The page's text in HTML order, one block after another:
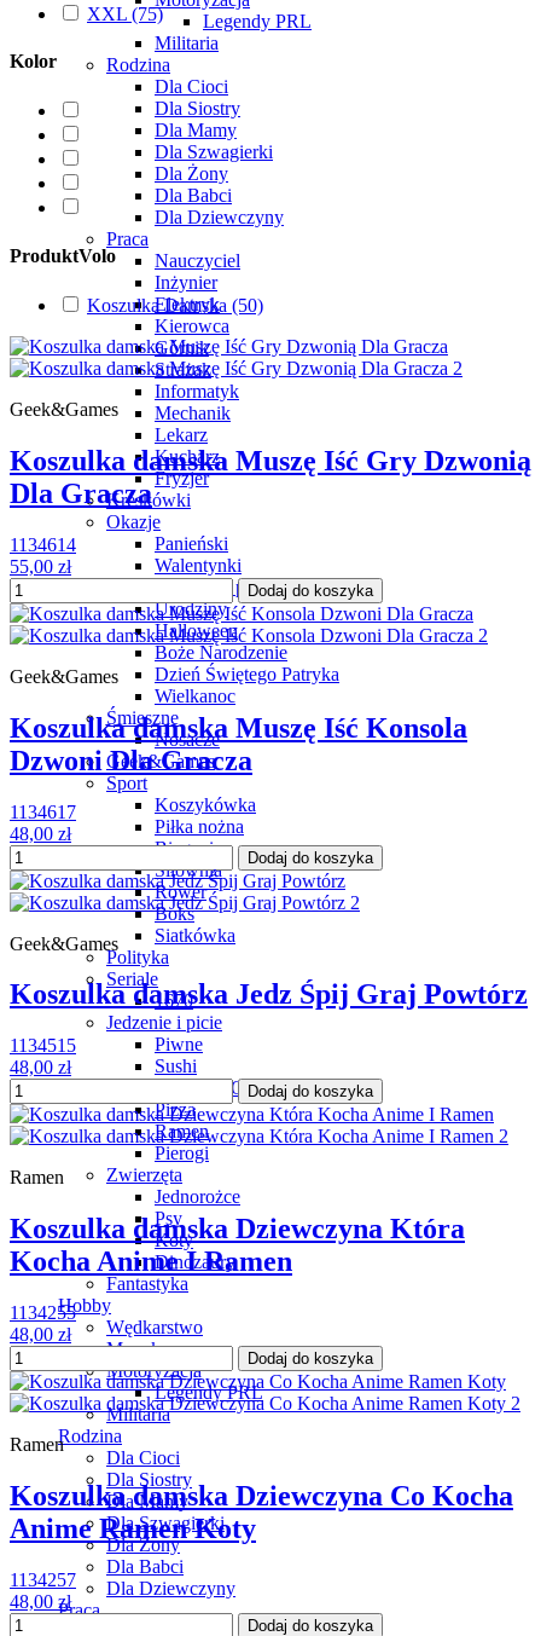
Legendy PRL
Militaria
Rodzina
Dla Cioci
Dla Siostry
Dla Mamy
Dla Szwagierki
Dla Żony
Dla Babci
Dla Dziewczyny
Praca
Nauczyciel
Inżynier
Elektryk
Kierowca
Górnik
Strażak
Informatyk
Mechanik
Lekarz
Kucharz
Fryzjer
Kreskówki
Okazje
Panieński
Walentynki
Dla par
Urodziny
Halloween
Boże Narodzenie
Dzień Świętego Patryka
Wielkanoc
Śmieszne
Nosacze
Geek&Games
Sport
Koszykówka
Piłka nożna
Bieganie
Siłownia
Rower
Boks
Siatkówka
Polityka
Seriale
1670
Jedzenie i picie
Piwne
Sushi
Grill / BBQ
Pizza
Ramen
Pierogi
Zwierzęta
Jednorożce
Psy
Koty
Dinozaury
Fantastyka
Hobby
Wędkarstwo
Muzyka
Motoryzacja
Legendy PRL
Militaria
Rodzina
Dla Cioci
Dla Siostry
Dla Mamy
Dla Szwagierki
Dla Żony
Dla Babci
Dla Dziewczyny
Praca
XXL (75)
Kolor
ProduktVolo
Koszulka Damska (50)
Geek&Games
Koszulka damska Muszę Iść Gry Dzwonią
Dla Gracza
1134614
55,00 zł
Dodaj do koszyka
Geek&Games
Koszulka damska Muszę Iść Konsola
Dzwoni Dla Gracza
1134617
48,00 zł
Dodaj do koszyka
Geek&Games
Koszulka damska Jedz Śpij Graj Powtórz
1134515
48,00 zł
Dodaj do koszyka
Ramen
Koszulka damska Dziewczyna Która
Kocha Anime I Ramen
1134255
48,00 zł
Dodaj do koszyka
Ramen
Koszulka damska Dziewczyna Co Kocha
Anime Ramen Koty
1134257
48,00 zł
Dodaj do koszyka